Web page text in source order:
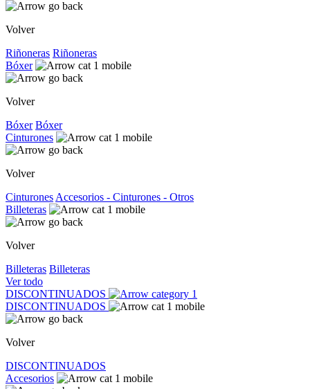
Volver
Riñoneras Riñoneras
Bóxer
Volver
Bóxer Bóxer
Cinturones
Volver
Cinturones Accesorios - Cinturones - Otros
Billeteras
Volver
Billeteras Billeteras
Ver todo
DISCONTINUADOS
DISCONTINUADOS
Volver
DISCONTINUADOS
Accesorios